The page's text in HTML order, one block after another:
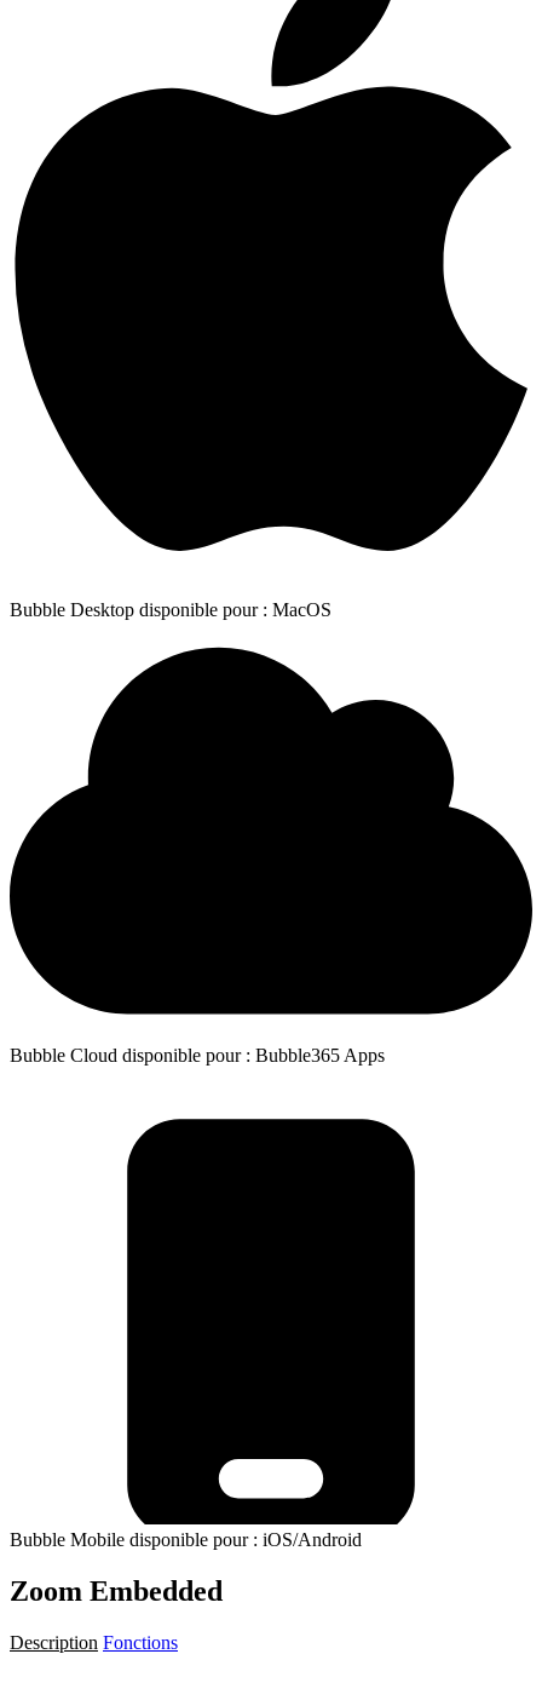
Bubble Desktop disponible pour : MacOS
Bubble Cloud disponible pour : Bubble365 Apps
Bubble Mobile disponible pour : iOS/Android
Zoom Embedded
Description Fonctions